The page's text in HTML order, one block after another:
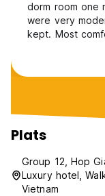
dorm room one
were very
kept. Most
Plats
Group 12, Hop
Luxury hotel,
Vietnam